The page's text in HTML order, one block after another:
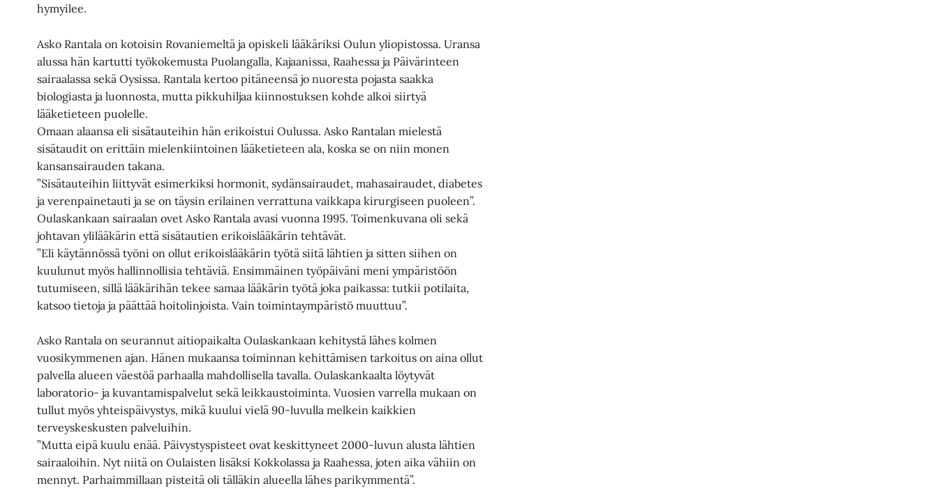
hymyilee.
Asko Rantala on kotoisin Rovaniemeltä ja opiskeli lääkäriksi Oulun yliopistossa. Uransa
alussa hän kartutti työkokemusta Puolangalla, Kajaanissa, Raahessa ja Päivärinteen
sairaalassa sekä Oysissa. Rantala kertoo pitäneensä jo nuoresta pojasta saakka
biologiasta ja luonnosta, mutta pikkuhiljaa kiinnostuksen kohde alkoi siirtyä
lääketieteen puolelle.
Omaan alaansa eli sisätauteihin hän erikoistui Oulussa. Asko Rantalan mielestä
sisätaudit on erittäin mielenkiintoinen lääketieteen ala, koska se on niin monen
kansansairauden takana.
”Sisätauteihin liittyvät esimerkiksi hormonit, sydänsairaudet, mahasairaudet, diabetes
ja verenpainetauti ja se on täysin erilainen verrattuna vaikkapa kirurgiseen puoleen”.
Oulaskankaan sairaalan ovet Asko Rantala avasi vuonna 1995. Toimenkuvana oli sekä
johtavan ylilääkärin että sisätautien erikoislääkärin tehtävät.
”Eli käytännössä työni on ollut erikoislääkärin työtä siitä lähtien ja sitten siihen on
kuulunut myös hallinnollisia tehtäviä. Ensimmäinen työpäiväni meni ympäristöön
tutumiseen, sillä lääkärihän tekee samaa lääkärin työtä joka paikassa: tutkii potilaita,
katsoo tietoja ja päättää hoitolinjoista. Vain toimintaympäristö muuttuu”.
Asko Rantala on seurannut aitiopaikalta Oulaskankaan kehitystä lähes kolmen
vuosikymmenen ajan. Hänen mukaansa toiminnan kehittämisen tarkoitus on aina ollut
palvella alueen väestöä parhaalla mahdollisella tavalla. Oulaskankaalta löytyvät
laboratorio- ja kuvantamispalvelut sekä leikkaustoiminta. Vuosien varrella mukaan on
tullut myös yhteispäivystys, mikä kuului vielä 90-luvulla melkein kaikkien
terveyskeskusten palveluihin.
”Mutta eipä kuulu enää. Päivystyspisteet ovat keskittyneet 2000-luvun alusta lähtien
sairaaloihin. Nyt niitä on Oulaisten lisäksi Kokkolassa ja Raahessa, joten aika vähiin on
mennyt. Parhaimmillaan pisteitä oli tälläkin alueella lähes parikymmentä”.